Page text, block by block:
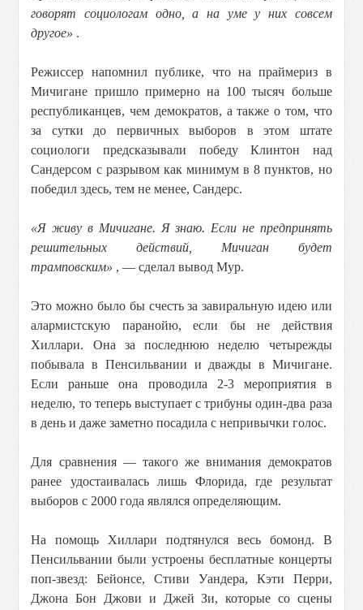
говорят социологам одно, а на уме у них совсем
другое» .
Режиссер напомнил публике, что на праймериз в
Мичигане пришло примерно на 100 тысяч больше
республиканцев, чем демократов, а также о том, что
за сутки до первичных выборов в этом штате
социологи предсказывали победу Клинтон над
Сандерсом с разрывом как минимум в 8 пунктов, но
победил здесь, тем не менее, Сандерс.
«Я живу в Мичигане. Я знаю. Если не предпринять
решительных действий, Мичиган будет
трамповским» , — сделал вывод Мур.
Это можно было бы счесть за завиральную идею или
алармистскую паранойю, если бы не действия
Хиллари. Она за последнюю неделю четырежды
побывала в Пенсильвании и дважды в Мичигане.
Если раньше она проводила 2-3 мероприятия в
неделю, то теперь выступает с трибуны один-два раза
в день и даже заметно посадила с непривычки голос.
Для сравнения — такого же внимания демократов
ранее удостаивалась лишь Флорида, где результат
выборов с 2000 года являлся определяющим.
На помощь Хиллари подтянулся весь бомонд. В
Пенсильвании были устроены бесплатные концерты
поп-звезд: Бейонсе, Стиви Уандера, Кэти Перри,
Джона Бон Джови и Джей Зи, которые со сцены